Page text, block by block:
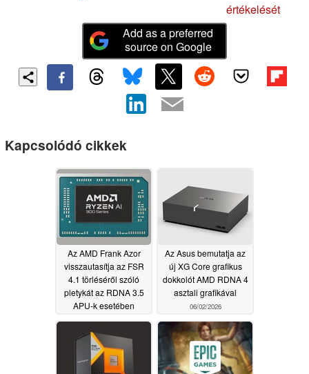
értékelését
Add as a preferred
source on Google
Kapcsolódó cikkek
Az AMD Frank Azor
visszautasítja az FSR
4.1 törléséről szóló
pletykát az RDNA 3.5
APU-k esetében
06/08/2026
Az Asus bemutatja az
új XG Core grafikus
dokkolót AMD RDNA 4
asztali grafikával
06/02/2026